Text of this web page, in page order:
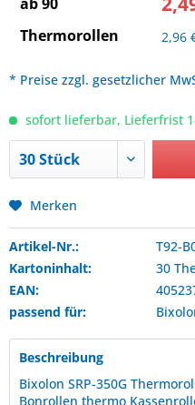
Thermorollen
2,96
* Preise zzgl. gesetzlicher
sofort lieferbar, Lieferfrist
Merken
Artikel-Nr.:
T92-
Kartoninhalt:
30
EAN:
passend für:
Beschreibung
Bixolon SRP-350G
Bonrollen thermo